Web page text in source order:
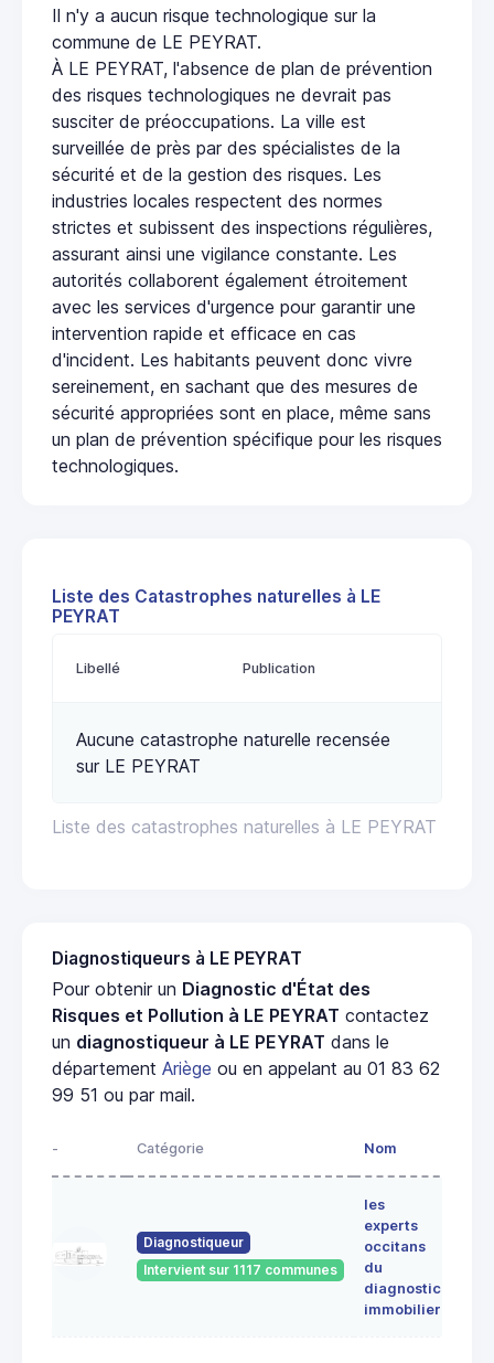
Il n'y a aucun risque technologique sur la
commune de LE PEYRAT.
À LE PEYRAT, l'absence de plan de prévention
des risques technologiques ne devrait pas
susciter de préoccupations. La ville est
surveillée de près par des spécialistes de la
sécurité et de la gestion des risques. Les
industries locales respectent des normes
strictes et subissent des inspections régulières,
assurant ainsi une vigilance constante. Les
autorités collaborent également étroitement
avec les services d'urgence pour garantir une
intervention rapide et efficace en cas
d'incident. Les habitants peuvent donc vivre
sereinement, en sachant que des mesures de
sécurité appropriées sont en place, même sans
un plan de prévention spécifique pour les risques
technologiques.
Liste des Catastrophes naturelles à LE
PEYRAT
Liste des catastrophes naturelles à LE PEYRAT
Libellé Publication
Aucune catastrophe naturelle recensée
sur LE PEYRAT
Diagnostiqueurs à LE PEYRAT
Pour obtenir un Diagnostic d'État des
Risques et Pollution à LE PEYRAT contactez
un diagnostiqueur à LE PEYRAT dans le
département Ariège ou en appelant au 01 83 62
99 51 ou par mail.
- Catégorie Nom
Diagnostiqueur
Intervient sur 1117 communes
les
experts
occitans
du
diagnostic
immobilier